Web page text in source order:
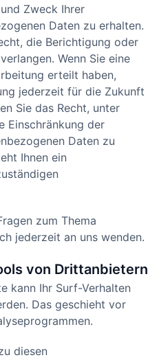
Zweck Ihrer
Daten zu erhalten.
die Berichtigung oder
Wenn Sie eine
erteilt haben,
jederzeit für die Zukunft
Sie das Recht, unter
Einschränkung der
Daten zu
Ihnen ein
zum Thema
jederzeit an uns wenden.
von Dritt­anbietern
kann Ihr Surf-Verhalten
Das geschieht vor
diesen